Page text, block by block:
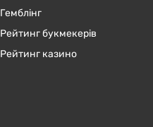
Гемблінг
Рейтинг букмекерів
Рейтинг казино